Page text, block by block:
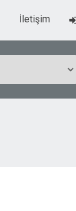
İletişim